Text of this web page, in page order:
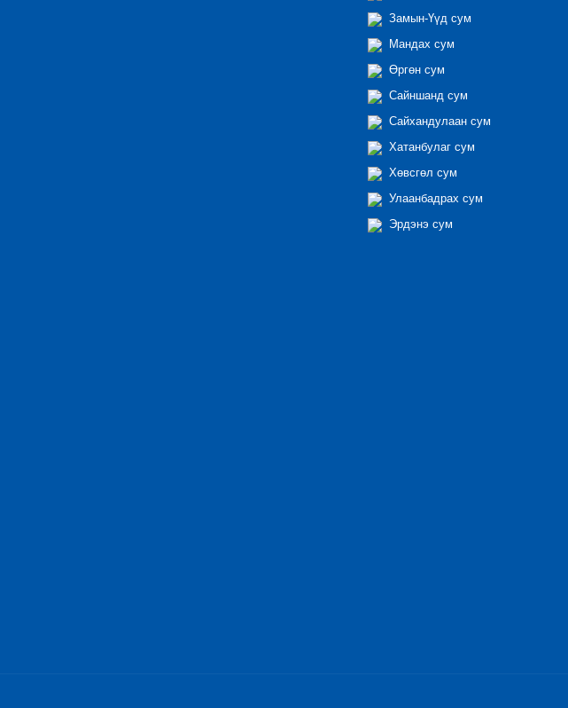
Замын-Үүд сум
Мандах сум
Өргөн сум
Сайншанд сум
Сайхандулаан сум
Хатанбулаг сум
Хөвсгөл сум
Улаанбадрах сум
Эрдэнэ сум